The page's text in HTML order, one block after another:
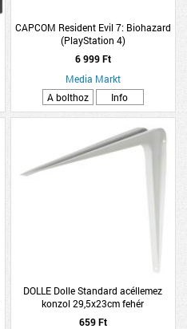
CAPCOM Resident Evil 7: Biohazard
(PlayStation 4)
6 999 Ft
Media Markt
A bolthoz
Info
DOLLE Dolle Standard acéllemez
konzol 29,5x23cm fehér
659 Ft